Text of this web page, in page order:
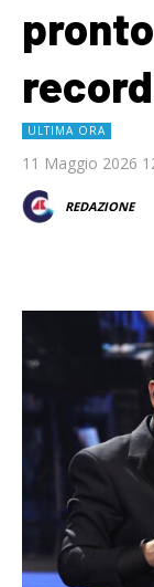
record
ULTIMA ORA
11 Maggio 2026
REDAZIONE